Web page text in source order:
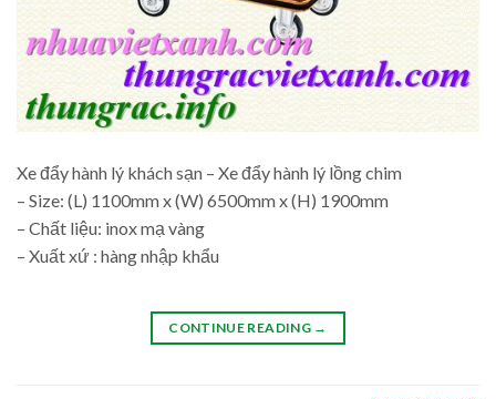
Xe đẩy hành lý khách sạn – Xe đẩy hành lý lồng chim
– Size: (L) 1100mm x (W) 6500mm x (H) 1900mm
– Chất liệu: inox mạ vàng
– Xuất xứ : hàng nhập khẩu
CONTINUE READING →